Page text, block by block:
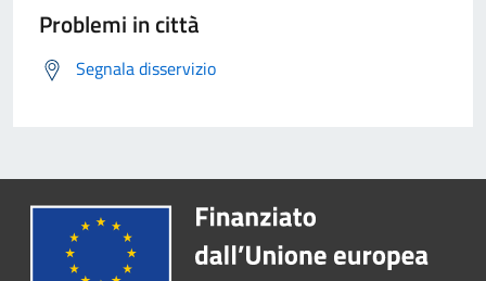
Problemi in città
Segnala disservizio